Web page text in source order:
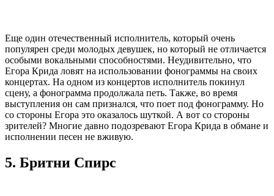
Еще один отечественный исполнитель, который очень
популярен среди молодых девушек, но который не отличается
особыми вокальными способностями. Неудивительно, что
Егора Крида ловят на использовании фонограммы на своих
концертах. На одном из концертов исполнитель покинул
сцену, а фонограмма продолжала петь. Также, во время
выступления он сам признался, что поет под фонограмму. Но
со стороны Егора это оказалось шуткой. А вот со стороны
зрителей? Многие давно подозревают Егора Крида в обмане и
исполнении песен не вживую.
5. Бритни Спирс